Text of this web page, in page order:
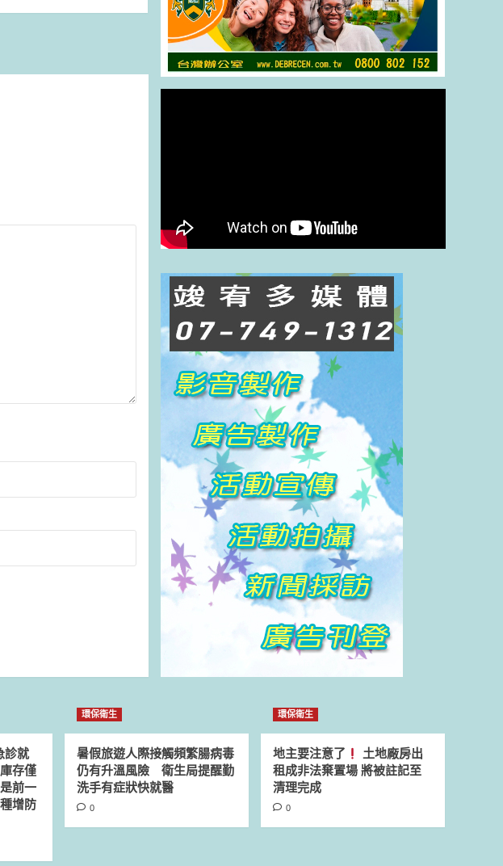
診就
存僅
前一
增防
環保衛生
暑假旅遊人際接觸頻繁腸病毒
仍有升溫風險 衛生局提醒勤
洗手有症狀快就醫
0
環保衛生
地主要注意了
土地廠房出
租成非法棄置場 將被註記至
清理完成
0